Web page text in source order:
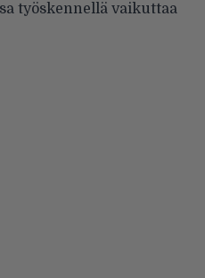
työskennellä vaikuttaa